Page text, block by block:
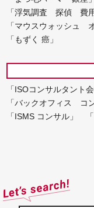
「浮気調査 探偵 費用
「マウスウォッシュ
「もずく 癌」
「ISOコンサルタント会
「バックオフィス コ
「ISMS コンサル」